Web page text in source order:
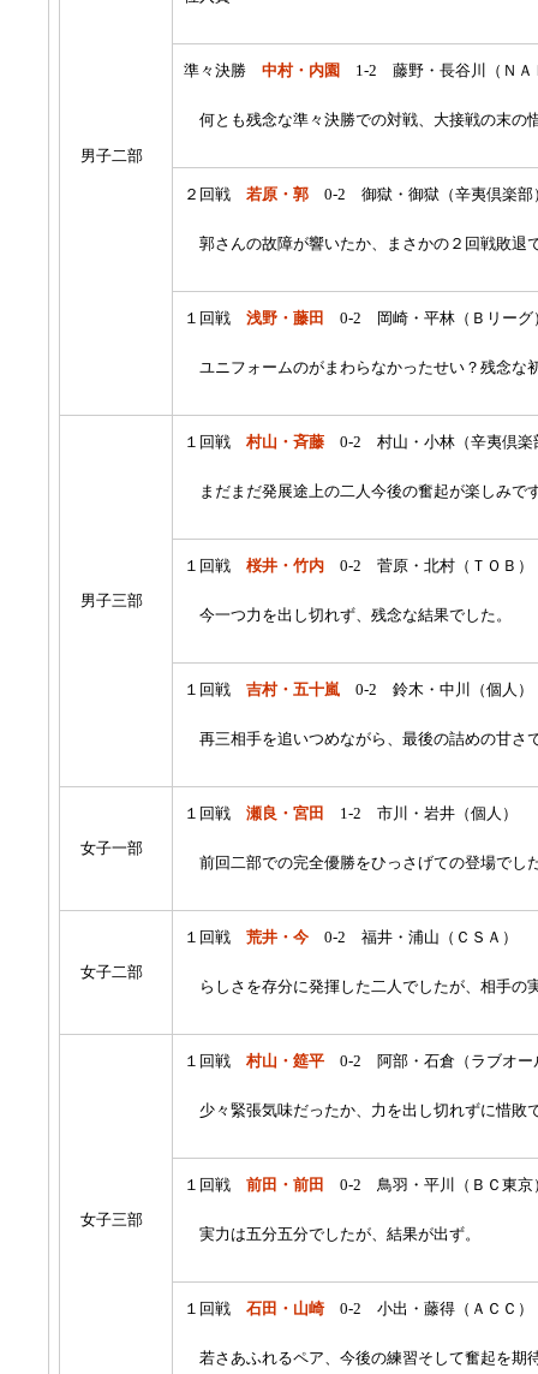
男子二部
準々決勝中村・内園 1-2藤野・長谷川（ＮＡ
何とも残念な準々決勝での対戦、大接戦の末の
２回戦若原・郭 0-2 御獄・御獄（辛夷倶楽部
郭さんの故障が響いたか、まさかの２回戦敗退
１回戦浅野・藤田 0-2 岡崎・平林（Ｂリーグ
ユニフォームのがまわらなかったせい？残念な
男子三部
１回戦村山・斉藤 0-2 村山・小林（辛夷倶楽
まだまだ発展途上の二人今後の奮起が楽しみで
１回戦桜井・竹内 0-2 菅原・北村（ＴＯＢ）
今一つ力を出し切れず、残念な結果でした。
１回戦吉村・五十嵐 0-2 鈴木・中川（個人）
再三相手を追いつめながら、最後の詰めの甘さ
女子一部
１回戦瀬良・宮田 1-2 市川・岩井（個人）
前回二部での完全優勝をひっさげての登場でし
女子二部
１回戦荒井・今 0-2 福井・浦山（ＣＳＡ）
らしさを存分に発揮した二人でしたが、相手の
女子三部
１回戦村山・筵平 0-2 阿部・石倉（ラブオ
少々緊張気味だったか、力を出し切れずに惜敗
１回戦前田・前田 0-2 鳥羽・平川（ＢＣ東京
実力は五分五分でしたが、結果が出ず。
１回戦 石田・山崎0-2 小出・藤得（ＡＣＣ）
若さあふれるペア、今後の練習そして奮起を期